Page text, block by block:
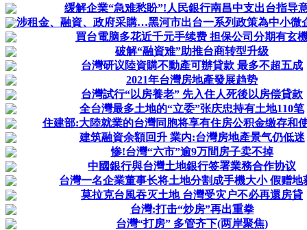
缓解企業“急难愁盼”!人民銀行南昌中支出台指导
涉租金、融資、政府采購…黑河市出台一系列政策為中小微
買台電脑多花近千元手续费 担保公司分期有玄
破解“融資难”助推台商转型升级
台灣研议陸資購不動產可辦貸款 最多不超五成
2021年台灣房地產發展趋势
台灣試行“以房養老” 先入住人死後以房偿貸款
全台灣最多土地的“立委”张庆忠持有土地110笔
住建部:大陸就業的台灣同胞将享有住房公积金缴存和
建筑融資余額回升 業内:台灣房地產景气仍低迷
惨!台灣“六市”逾9万間房子卖不掉
中國銀行與台灣土地銀行签署業務合作协议
台灣一名企業董事长将土地分割成手機大小 假赠地
莫拉克台風吞灭土地 台灣受灾户不必再還房貸
台灣:打击“炒房”再出重拳
台灣“打房” 多管齐下(两岸聚焦)